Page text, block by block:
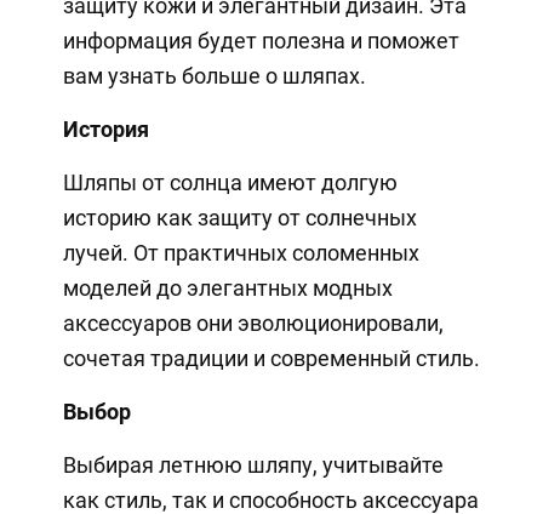
информация будет полезна и поможет
вам узнать больше о шляпах.
История
Шляпы от солнца имеют долгую
историю как защиту от солнечных
лучей. От практичных соломенных
моделей до элегантных модных
аксессуаров они эволюционировали,
сочетая традиции и современный стиль.
Выбор
Выбирая летнюю шляпу, учитывайте
как стиль, так и способность аксессуара